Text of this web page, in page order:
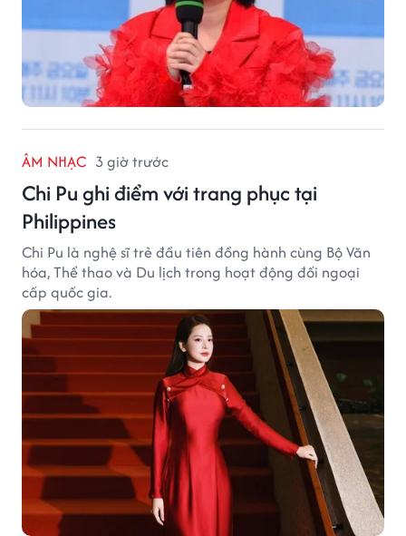
ÂM NHẠC 3 giờ trước
Chi Pu ghi điểm với trang phục tại
Philippines
Chi Pu là nghệ sĩ trẻ đầu tiên đồng hành cùng Bộ Văn
hóa, Thể thao và Du lịch trong hoạt động đối ngoại
cấp quốc gia.